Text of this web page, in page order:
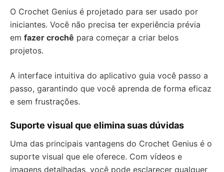
O Crochet Genius é projetado para ser usado por
iniciantes. Você não precisa ter experiência prévia
em fazer crochê para começar a criar belos
projetos.
A interface intuitiva do aplicativo guia você passo a
passo, garantindo que você aprenda de forma eficaz
e sem frustrações.
Suporte visual que elimina suas dúvidas
Uma das principais vantagens do Crochet Genius é o
suporte visual que ele oferece. Com vídeos e
imagens detalhadas, você pode esclarecer qualquer